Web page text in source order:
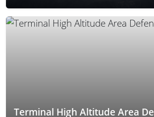
Terminal High Altitude Area